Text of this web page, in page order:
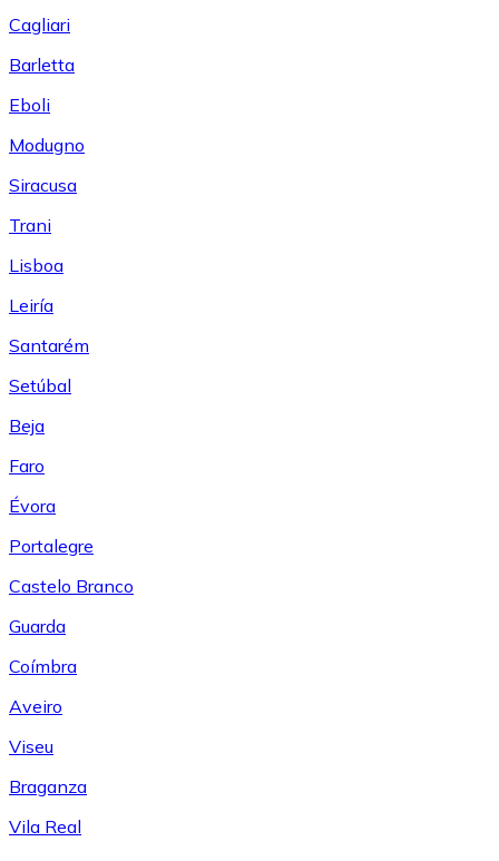
Cagliari
Barletta
Eboli
Modugno
Siracusa
Trani
Lisboa
Leiría
Santarém
Setúbal
Beja
Faro
Évora
Portalegre
Castelo Branco
Guarda
Coímbra
Aveiro
Viseu
Braganza
Vila Real